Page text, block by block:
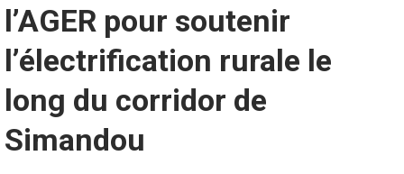
l’AGER pour soutenir
l’électrification rurale le
long du corridor de
Simandou